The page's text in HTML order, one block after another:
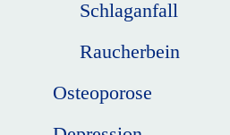
Schlaganfall
Raucherbein
Osteoporose